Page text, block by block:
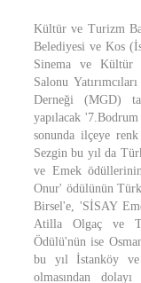
Kültür ve Turizm
Belediyesi ve Kos
Sinema ve Kültür
Salonu
Derneği (MGD)
yapılacak
sonunda ilçeye
Sezgin bu yıl da
ve Emek
Onur' ödülünün
Birsel'e, 'SİSAY
Atilla Olgaç ve
Ödülü'nün ise
bu yıl İstanköy ve
olmasından